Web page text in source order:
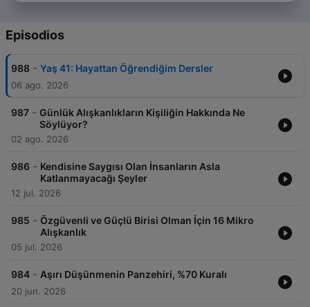
Episodios
988 - Yaş 41: Hayattan Öğrendiğim Dersler
06 ago. 2026
987 - Günlük Alışkanlıkların Kişiliğin Hakkında Ne
Söylüyor?
02 ago. 2026
986 - Kendisine Saygısı Olan İnsanların Asla
Katlanmayacağı Şeyler
12 jul. 2026
985 - Özgüvenli ve Güçlü Birisi Olman İçin 16 Mikro
Alışkanlık
05 jul. 2026
984 - Aşırı Düşünmenin Panzehiri, %70 Kuralı
20 jun. 2026